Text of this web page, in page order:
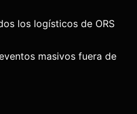
los logísticos de ORS
masivos fuera de